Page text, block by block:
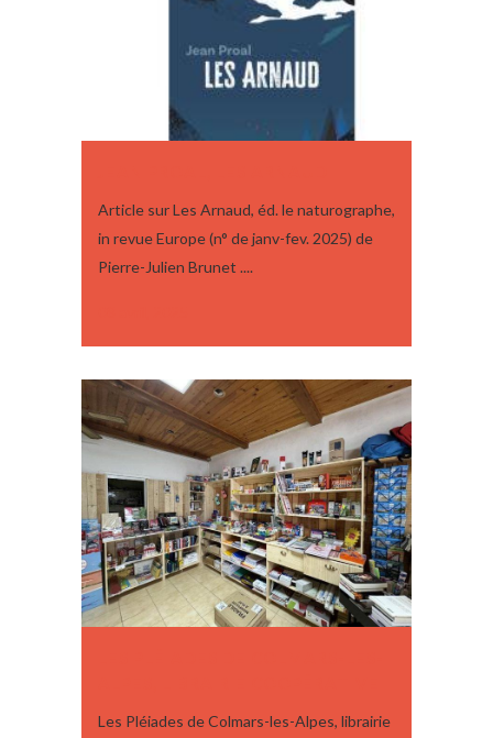
Article sur Les Arnaud, éd. le naturographe,
in revue Europe (n° de janv-fev. 2025) de
Pierre-Julien Brunet ....
Les Pléiades de Colmars-les-Alpes, librairie